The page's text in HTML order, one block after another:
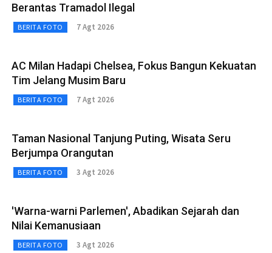
Berantas Tramadol Ilegal
BERITA FOTO 7 Agt 2026
AC Milan Hadapi Chelsea, Fokus Bangun Kekuatan
Tim Jelang Musim Baru
BERITA FOTO 7 Agt 2026
Taman Nasional Tanjung Puting, Wisata Seru
Berjumpa Orangutan
BERITA FOTO 3 Agt 2026
'Warna-warni Parlemen', Abadikan Sejarah dan
Nilai Kemanusiaan
BERITA FOTO 3 Agt 2026